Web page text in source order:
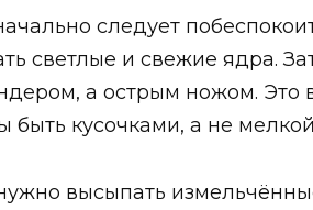
следует
светлые и свежие ядра.
а острым ножом. Это
быть кусочками, а не
высыпать